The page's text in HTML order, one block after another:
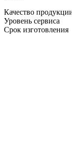
Качество
Уровень сервиса
Срок изготовления